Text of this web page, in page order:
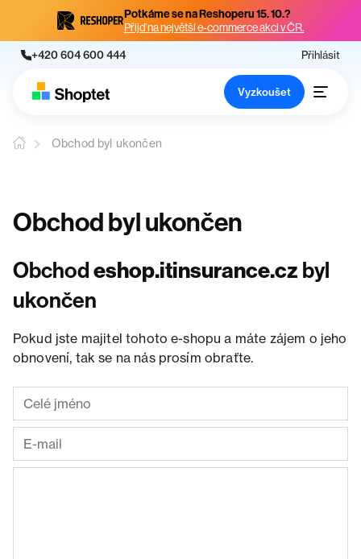
Potkáme se na Reshoperu 15. 10.?
Přijď na největší e-commerce akci v ČR.
+420 604 600 444 Přihlásit
Vyzkoušet
Obchod byl ukončen
Obchod byl ukončen
Obchodeshop.itinsurance.cz byl
ukončen
Pokud jste majitel tohoto e-shopu a máte zájem o jeho
obnovení, tak se na nás prosím obraťte.